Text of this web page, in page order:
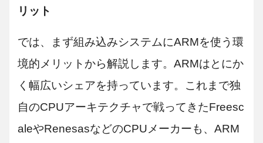
リット
では、まず組み込みシステムにARMを使う環
境的メリットから解説します。ARMはとにか
く幅広いシェアを持っています。これまで独
自のCPUアーキテクチャで戦ってきたFreesc
aleやRenesasなどのCPUメーカーも、ARM